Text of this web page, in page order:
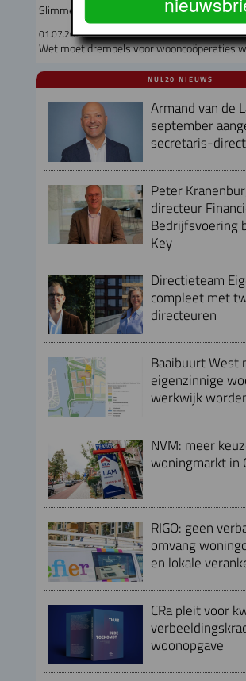
Slimme ramen houden woningen tot 5 graden
01.07.2026
Wet moet drempels voor wooncoöperaties
NUL20 NIEUWS
Armand van de
september
secretaris-
Peter
directeur
Bedrijfsvoering
Key
Directieteam
compleet met
directeuren
Baaibuurt West
eigenzinnige
werkwijk
NVM: meer
woningmarkt in
RIGO: geen
omvang
en lokale
CRa pleit voor
woonopgave